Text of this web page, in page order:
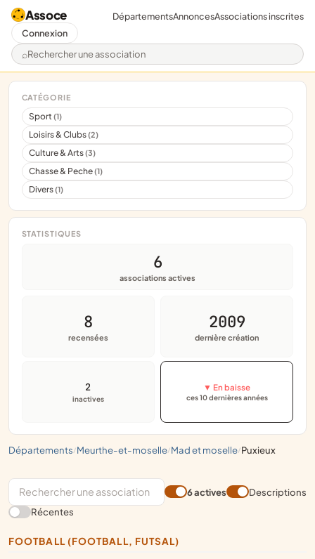
Assoce
Rechercher une association
DépartementsAnnoncesAssociations inscrites
Connexion
départements/ meurthe-et-moselle/ mad et moselle/ puxieux
CATÉGORIE
Sport(1)
Loisirs & Clubs(2)
Culture & Arts(3)
Chasse & Peche(1)
Divers(1)
STATISTIQUES
6
associations actives
8
recensées
2009
dernière création
2
inactives
▼ En baisse
ces 10 dernières années
6 actives
Descriptions
Récentes
FOOTBALL (FOOTBALL, FUTSAL)